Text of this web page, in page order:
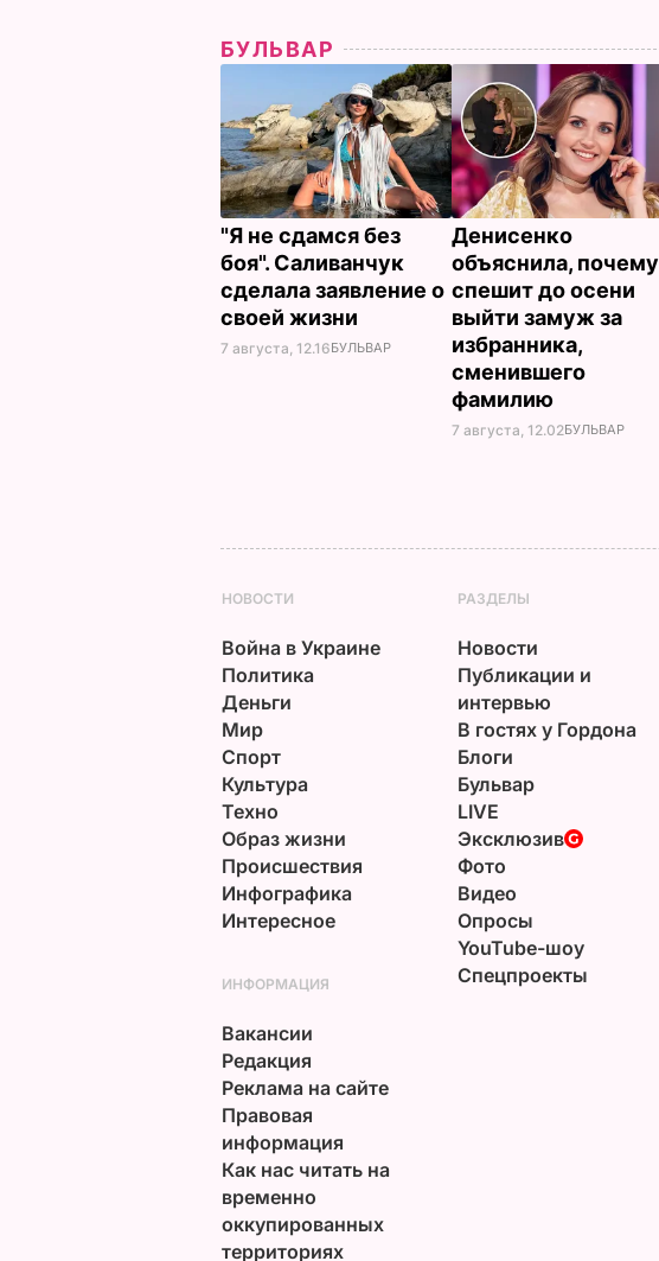
БУЛЬВАР
"Я не сдамся без
боя". Саливанчук
сделала заявление о
своей жизни
7 августа, 12.16БУЛЬВАР
Денисенко
объяснила, почему
спешит до осени
выйти замуж за
избранника,
сменившего
фамилию
7 августа, 12.02БУЛЬВАР
НОВОСТИ
Война в Украине
Политика
Деньги
Мир
Спорт
Культура
Техно
Образ жизни
Происшествия
Инфографика
Интересное
РАЗДЕЛЫ
Новости
Публикации и
интервью
В гостях у Гордона
Блоги
Бульвар
LIVE
Эксклюзив
Фото
Видео
Опросы
YouTube-шоу
Спецпроекты
ИНФОРМАЦИЯ
Вакансии
Редакция
Реклама на сайте
Правовая
информация
Как нас читать на
временно
оккупированных
территориях